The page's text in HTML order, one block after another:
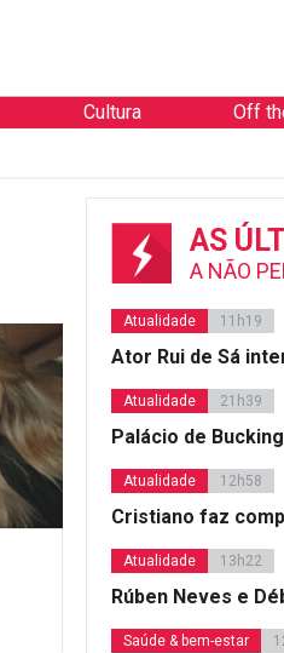
Cultura Off
AS
A NÃO
Atualidade 11h19
Ator Rui de Sá
Atualidade 21h39
Palácio de
Atualidade 12h58
Cristiano faz
Atualidade 13h22
Rúben Neves e
Saúde & bem-estar